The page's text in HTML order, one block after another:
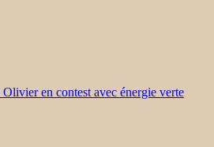
en contest avec énergie verte